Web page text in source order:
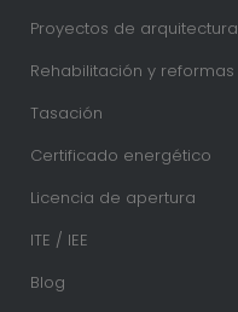
Proyectos de arquitectura
Rehabilitación y reformas
Tasación
Certificado energético
Licencia de apertura
ITE / IEE
Blog